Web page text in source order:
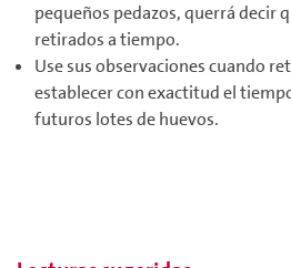
pequeños pedazos, querrá decir
retirados a tiempo.
Use sus observaciones cuando
establecer con exactitud el
futuros lotes de huevos.